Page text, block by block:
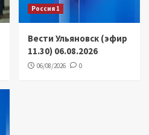
Россия 1
Вести Ульяновск (эфир
11.30) 06.08.2026
06/08/2026 0